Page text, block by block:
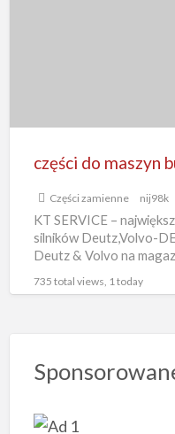
Części zamienne nij98k
KT SERVICE –
silników Deutz,Volvo-
Deutz & Volvo na
735 total views, 1 today